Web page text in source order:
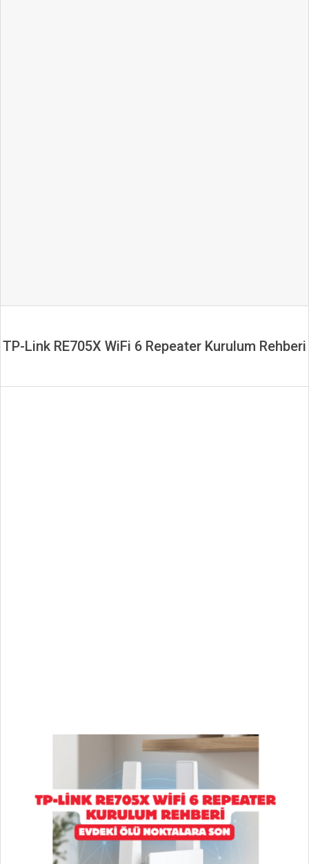
TP-Link RE705X WiFi 6 Repeater Kurulum Rehberi